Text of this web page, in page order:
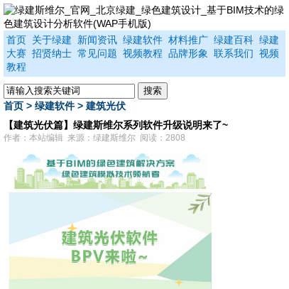
首页 关于绿建 新闻资讯 绿建软件 材料推广 绿建百科 绿建
大赛 招贤纳士 常见问题 视频教程 品牌形象 联系我们 视频
教程
首页 > 绿建软件> 建筑光伏
【建筑光伏篇】绿建斯维尔系列软件升级说明来了~
作者：本站编辑 来源：绿建斯维尔 阅读：2808